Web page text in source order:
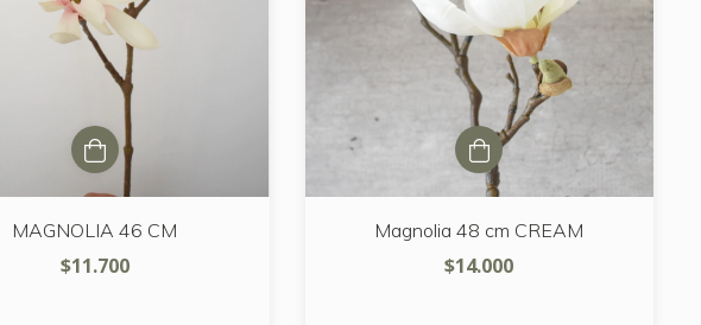
MAGNOLIA 46 CM
$11.700
Magnolia 48 cm CREAM
$14.000